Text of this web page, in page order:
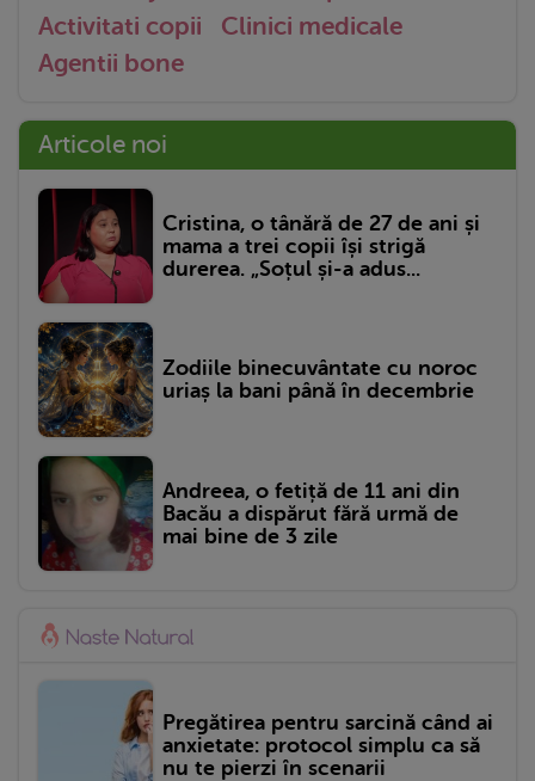
Activitati copii
Clinici medicale
Agentii bone
Articole noi
Cristina, o tânără de 27 de ani și
mama a trei copii își strigă
durerea. „Soțul și-a adus...
Zodiile binecuvântate cu noroc
uriaș la bani până în decembrie
Andreea, o fetiță de 11 ani din
Bacău a dispărut fără urmă de
mai bine de 3 zile
Pregătirea pentru sarcină când ai
anxietate: protocol simplu ca să
nu te pierzi în scenarii